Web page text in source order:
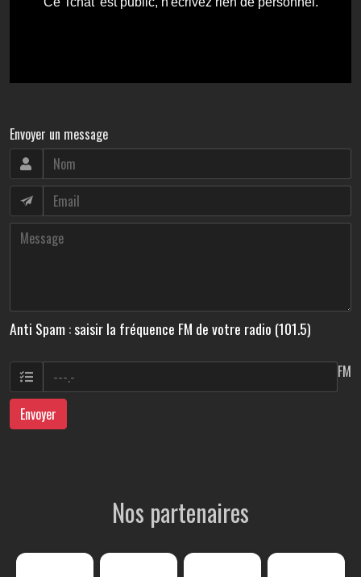
Envoyer un message
Anti Spam : saisir la fréquence FM de votre radio (101.5)
FM
Envoyer
Nos partenaires